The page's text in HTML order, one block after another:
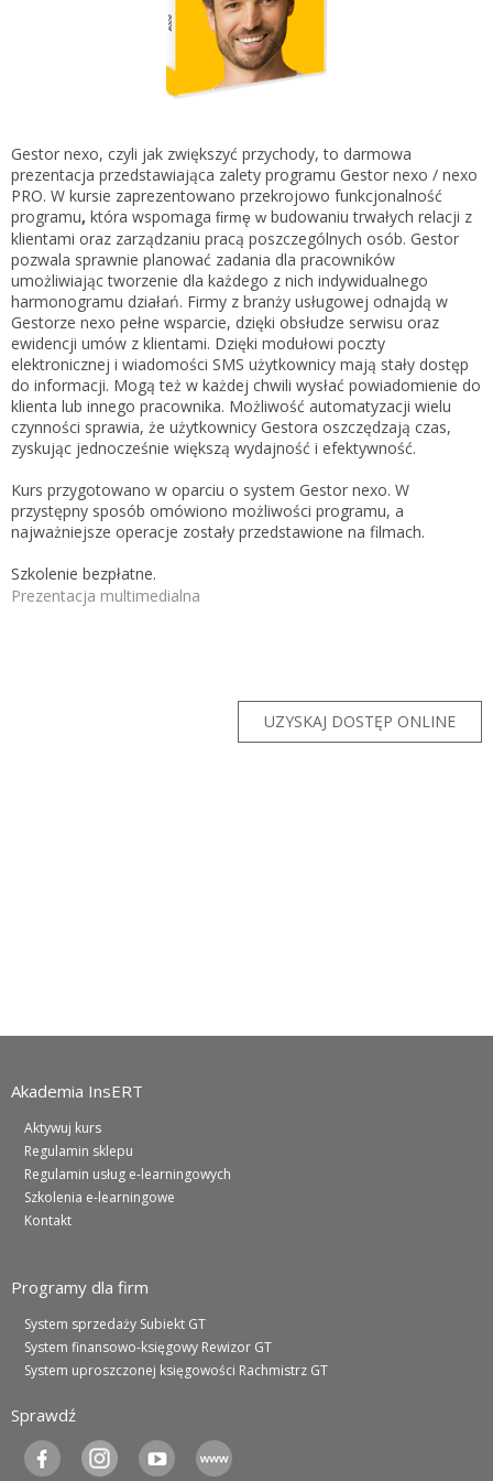
Gestor nexo PRO krok po kroku
KSeF w Subiekcie nexo/nexo PRO
KSeF w Rachmistrzu i Rewizorze GT
Portal Dokumentów z obsługą KSeF dla firm
Portal Dokumentów z obsługą KSeF dla biur
rachunkowych
Logowanie do Akademi InsERT
Login
Hasło
Zapomniałem hasła
Nie masz konta
Zarejestruj
Gestor nexo, czyli jak zwiększyć przychody, to darmowa
prezentacja przedstawiająca zalety programu Gestor nexo / nexo
PRO. W kursie zaprezentowano przekrojowo funkcjonalność
programu, która wspomaga firmę w budowaniu trwałych relacji z
klientami oraz zarządzaniu pracą poszczególnych osób. Gestor
pozwala sprawnie planować zadania dla pracowników
umożliwiając tworzenie dla każdego z nich indywidualnego
harmonogramu działań. Firmy z branży usługowej odnajdą w
Gestorze nexo pełne wsparcie, dzięki obsłudze serwisu oraz
ewidencji umów z klientami. Dzięki modułowi poczty
elektronicznej i wiadomości SMS użytkownicy mają stały dostęp
do informacji. Mogą też w każdej chwili wysłać powiadomienie do
klienta lub innego pracownika. Możliwość automatyzacji wielu
czynności sprawia, że użytkownicy Gestora oszczędzają czas,
zyskując jednocześnie większą wydajność i efektywność.
Kurs przygotowano w oparciu o system Gestor nexo. W
przystępny sposób omówiono możliwości programu, a
najważniejsze operacje zostały przedstawione na filmach.
Szkolenie bezpłatne.
Prezentacja multimedialna
UZYSKAJ DOSTĘP ONLINE
Akademia InsERT
Aktywuj kurs
Regulamin sklepu
Regulamin usług e-learningowych
Szkolenia e-learningowe
Kontakt
Programy dla firm
System sprzedaży Subiekt GT
System finansowo-księgowy Rewizor GT
System uproszczonej księgowości Rachmistrz GT
Sprawdź